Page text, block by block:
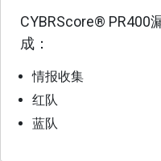
CYBRScore® PR400
成：
情报收集
红队
蓝队